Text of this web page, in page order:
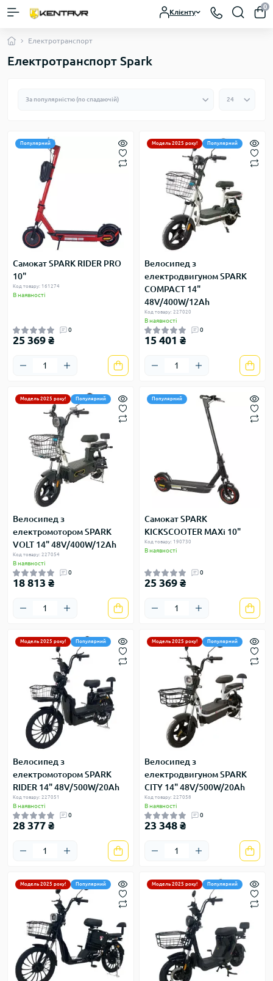
Клієнту
0
Електротранспорт
Електротранспорт Spark
Популярний
Самокат SPARK RIDER PRO
10"
Код товару: 161274
В наявності
0
25 369 ₴
Модель 2025 року! Популярний
Велосипед з
електродвигуном SPARK
COMPACT 14"
48V/400W/12Ah
Код товару: 227020
В наявності
0
15 401 ₴
Модель 2025 року! Популярний
Велосипед з
електромотором SPARK
VOLT 14" 48V/400W/12Ah
Код товару: 227054
В наявності
0
18 813 ₴
Популярний
Самокат SPARK
KICKSCOOTER MAXi 10"
Код товару: 190730
В наявності
0
25 369 ₴
Модель 2025 року! Популярний
Велосипед з
електромотором SPARK
RIDER 14" 48V/500W/20Ah
Код товару: 227051
В наявності
0
28 377 ₴
Модель 2025 року! Популярний
Велосипед з
електродвигуном SPARK
CITY 14" 48V/500W/20Ah
Код товару: 227058
В наявності
0
23 348 ₴
Модель 2025 року! Популярний Модель 2025 року! Популярний